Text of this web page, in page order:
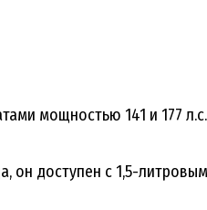
мощностью 141 и 177
он доступен с 1,5-